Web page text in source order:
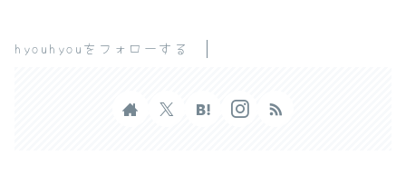
hyouhyouをフォローする